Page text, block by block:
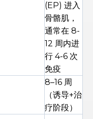
(EP) 进入
骨骼肌，
通常在 8-
12 周内进
行 4-6 次
免疫
8–16 周
（诱导+治
疗阶段）